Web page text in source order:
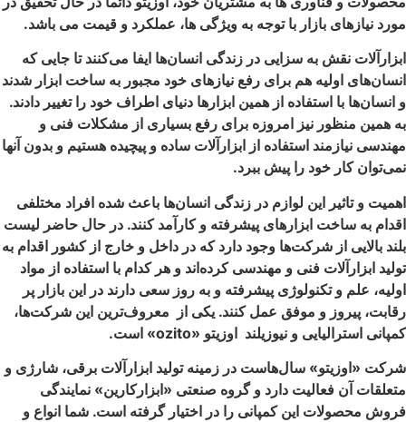
مورد نیازهای بازار با توجه به ویژگی ها، عملکرد و قیمت می باشد.
ابزارآلات نقش به سزایی در زندگی انسان‌ها ایفا می‌کنند تا جایی که
انسان‌های اولیه هم برای رفع نیازهای خود مجبور به ساخت ابزار شدند
و انسان‌ها با استفاده از همین ابزارها دنیای اطراف خود را تغییر دادند.
به همین منظور نیز امروزه برای رفع بسیاری از مشکلات فنی و
مهندسی نیازمند استفاده از ابزارآلات ساده و پیچیده هستیم و بدون آنها
نمی‌توان کار خود را پیش ببرد.
اهمیت و تاثیر این لوازم در زندگی انسان‌ها باعث شده افراد مختلفی
اقدام به ساخت ابزارهای پیشرفته و کارآمد کنند. در حال حاضر لیست
بلند بالایی از شرکت‌ها وجود دارد که در داخل و خارج از کشور اقدام به
تولید ابزارآلات فنی و مهندسی کرده‌اند و هر کدام با استفاده از مواد
اولیه، علم و تکنولوژی پیشرفته و به روز سعی دارند در این بازار پر
رقابت، پیروز و موفق عمل کنند. یکی از معروف‌ترین این شرکت‌ها،
کمپانی استرالیایی و نیوزیلند اوزیتو «ozito» است.
شرکت «اوزیتو» سال‌هاست در زمینه تولید ابزارآلات برقی، شارژی و
متعلقات آن فعالیت دارد و گروه صنعتی «ابزارکارین» نمایندگی
فروش محصولات این کمپانی را در اختیار گرفته است. شما انواع و